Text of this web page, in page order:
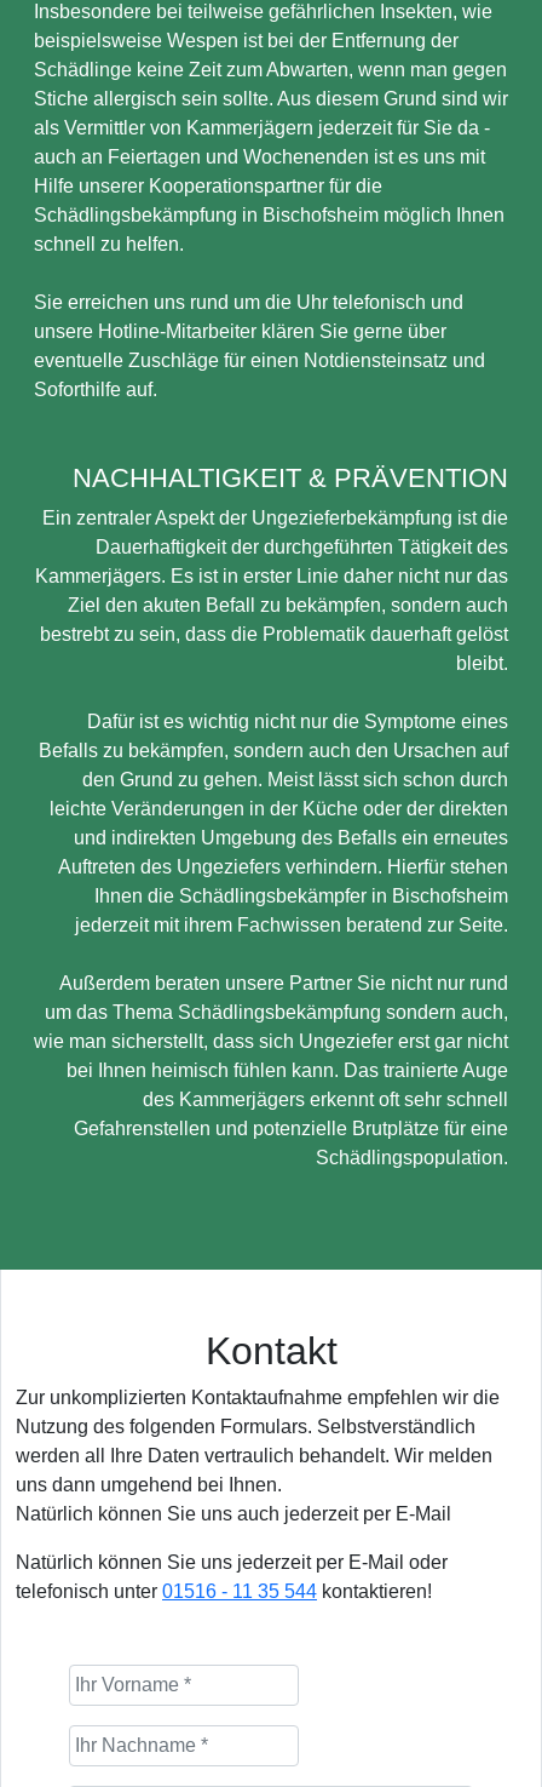
Insbesondere bei teilweise gefährlichen Insekten, wie
beispielsweise Wespen ist bei der Entfernung der
Schädlinge keine Zeit zum Abwarten, wenn man gegen
Stiche allergisch sein sollte. Aus diesem Grund sind wir
als Vermittler von Kammerjägern jederzeit für Sie da -
auch an Feiertagen und Wochenenden ist es uns mit
Hilfe unserer Kooperationspartner für die
Schädlingsbekämpfung in Bischofsheim möglich Ihnen
schnell zu helfen.
Sie erreichen uns rund um die Uhr telefonisch und
unsere Hotline-Mitarbeiter klären Sie gerne über
eventuelle Zuschläge für einen Notdiensteinsatz und
Soforthilfe auf.
NACHHALTIGKEIT & PRÄVENTION
Ein zentraler Aspekt der Ungezieferbekämpfung ist die
Dauerhaftigkeit der durchgeführten Tätigkeit des
Kammerjägers. Es ist in erster Linie daher nicht nur das
Ziel den akuten Befall zu bekämpfen, sondern auch
bestrebt zu sein, dass die Problematik dauerhaft gelöst
bleibt.
Dafür ist es wichtig nicht nur die Symptome eines
Befalls zu bekämpfen, sondern auch den Ursachen auf
den Grund zu gehen. Meist lässt sich schon durch
leichte Veränderungen in der Küche oder der direkten
und indirekten Umgebung des Befalls ein erneutes
Auftreten des Ungeziefers verhindern. Hierfür stehen
Ihnen die Schädlingsbekämpfer in Bischofsheim
jederzeit mit ihrem Fachwissen beratend zur Seite.
Außerdem beraten unsere Partner Sie nicht nur rund
um das Thema Schädlingsbekämpfung sondern auch,
wie man sicherstellt, dass sich Ungeziefer erst gar nicht
bei Ihnen heimisch fühlen kann. Das trainierte Auge
des Kammerjägers erkennt oft sehr schnell
Gefahrenstellen und potenzielle Brutplätze für eine
Schädlingspopulation.
Kontakt
Zur unkomplizierten Kontaktaufnahme empfehlen wir die
Nutzung des folgenden Formulars. Selbstverständlich
werden all Ihre Daten vertraulich behandelt. Wir melden
uns dann umgehend bei Ihnen.
Natürlich können Sie uns auch jederzeit per E-Mail
Natürlich können Sie uns jederzeit per E-Mail oder
telefonisch unter 01516 - 11 35 544 kontaktieren!